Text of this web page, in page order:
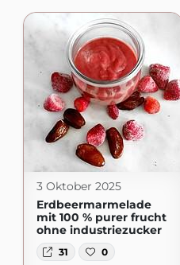
3 Oktober 2025
Erdbeermarmelade
mit 100 % purer frucht
ohne industriezucker
31 0